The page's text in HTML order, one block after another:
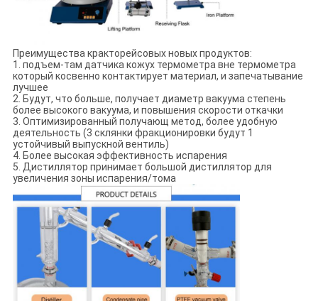
Преимущества кракторейсовых новых продуктов:
1. подъем-там датчика кожух термометра вне термометра
который косвенно контактирует материал, и запечатывание
лучшее
2. Будут, что больше, получает диаметр вакуума степень
более высокого вакуума, и повышения скорости откачки
3. Оптимизированный получающ метод, более удобную
деятельность (3 склянки фракционировки будут 1
устойчивый выпускной вентиль)
4. Более высокая эффективность испарения
5. Дистиллятор принимает большой дистиллятор для
увеличения зоны испарения/тома